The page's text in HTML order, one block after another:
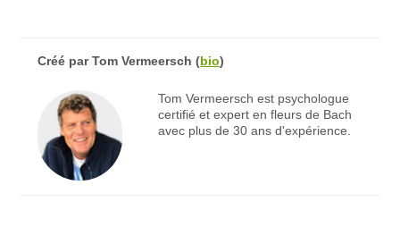
Créé parTom Vermeersch (bio)
Tom Vermeersch est psychologue
certifié et expert en fleurs de Bach
avec plus de 30 ans d'expérience.